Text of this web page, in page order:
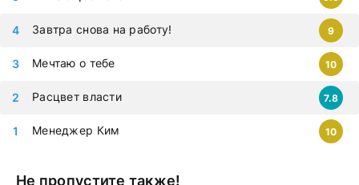
Менеджер Ким 10
Расцвет власти 7.8
Мечтаю о тебе 10
Завтра снова на работу! 9
Не пропустите также!